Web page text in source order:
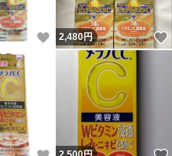
いいね！
2,480円